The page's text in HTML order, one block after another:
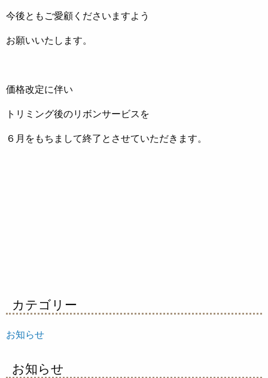
今後ともご愛顧くださいますよう
お願いいたします。
価格改定に伴い
トリミング後のリボンサービスを
６月をもちまして終了とさせていただきます。
カテゴリー
お知らせ
お知らせ